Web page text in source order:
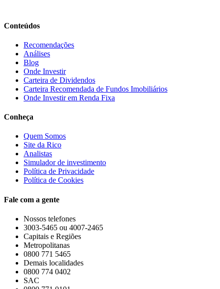
Conteúdos
Recomendações
Análises
Blog
Onde Investir
Carteira de Dividendos
Carteira Recomendada de Fundos Imobiliários
Onde Investir em Renda Fixa
Conheça
Quem Somos
Site da Rico
Analistas
Simulador de investimento
Política de Privacidade
Política de Cookies
Fale com a gente
Nossos telefones
3003-5465 ou 4007-2465
Capitais e Regiões
Metropolitanas
0800 771 5465
Demais localidades
0800 774 0402
SAC